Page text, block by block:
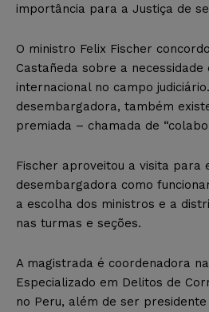
importância para a Justiça de
O ministro Felix Fischer
Castañeda sobre a necessidade
internacional no campo
desembargadora, também
premiada – chamada de
Fischer aproveitou a visita para
desembargadora como
a escolha dos ministros e a
nas turmas e seções.
A magistrada é coordenadora
Especializado em Delitos de
no Peru, além de ser